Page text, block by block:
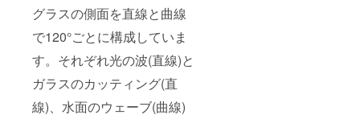
グラスの側面を直線と曲線
で120°ごとに構成していま
す。それぞれ光の波(直線)と
ガラスのカッティング(直
線)、水面のウェーブ(曲線)